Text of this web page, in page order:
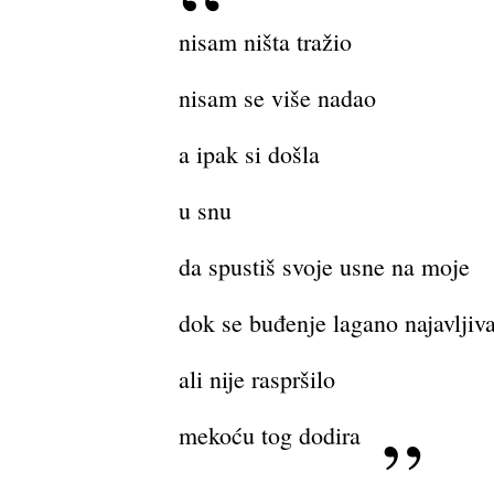
nisam ništa tražio
nisam se više nadao
a ipak si došla
u snu
da spustiš svoje usne na moje
dok se buđenje lagano
ali nije raspršilo
mekoću tog dodira